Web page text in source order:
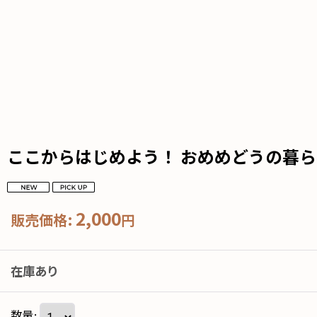
ここからはじめよう！ おめめどうの暮
販売価格: 2,000円
在庫あり